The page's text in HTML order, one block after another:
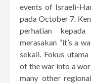
events of Israeli-
pada October 7.
perhatian kepada
merasakan “it’s a
sekali. Fokus
of the war into a
many other